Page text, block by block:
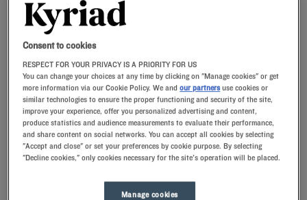
RECHERCHER
Ajouter un code
Profitez du confort offert par un établissement Kyriad 3 étoiles durant
vos vacances en famille ou votre escale professionnelle dans
l’Hérault. Notre hôtel de Lunel vous propose des chambres modernes
et confortables avec une télévision à écran plat, et une salle de bain
privative équipée d’un sèche-cheveux. Notre petit déjeuner est
proposé sous la forme d’un buffet à volonté. Grâce à notre piscine
extérieure et notre bar, détendez-vous durant votre séjour à Lunel. Le
frais dans notre restaurant ou sur la terrasse. La plupart de nos
établissements Kyriad disposent d’un parking privé, de salles de
Le centre historique de Lunel vaut le détour ! La ville possède un joli
patrimoi
Lire la suite
Consent to cookies
RESPECT FOR YOUR PRIVACY IS A PRIORITY FOR US
You can change your choices at any time by clicking on "Manage cookies" or get
more information via our Cookie Policy. We andour partners use cookies or
similar technologies to ensure the proper functioning and security of the site,
improve your experience, offer you personalized advertising and content,
produce statistics and audience measurements to evaluate their performance,
and share content on social networks. You can accept all cookies by selecting
"Accept and close" or set your preferences by cookie purpose. By selecting
"Decline cookies," only cookies necessary for the site's operation will be placed.
Manage cookies